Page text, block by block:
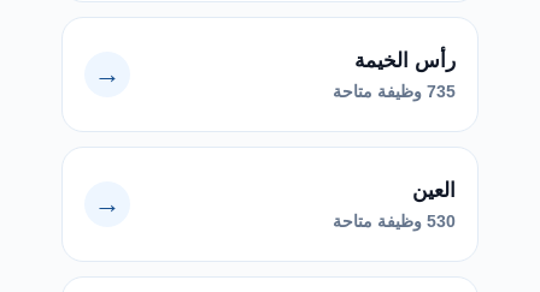
رأس الخيمة
735 وظيفة متاحة
→
العين
530 وظيفة متاحة
→